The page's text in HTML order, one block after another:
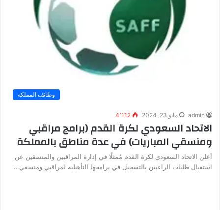
وظائف المملكة
admin مايو 23, 2024 4٬112
الاتحاد السعودي لكرة القدم (برامج مراقبي
ومنسقي المباريات) في عدة مناطق بالمملكة
أعلن الاتحاد السعودي لكرة القدم مُمثلًا في إدارة المراقبين والمنسقين عن
استقبال طلبات الراغبين بالتسجيل في برامجها التأهيلية لمراقبي ومنسقي…